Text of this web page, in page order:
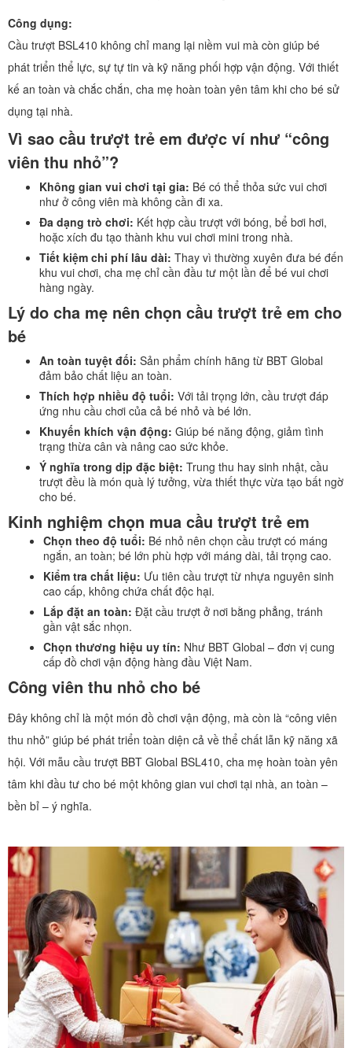
Công dụng:
Cầu trượt BSL410 không chỉ mang lại niềm vui mà còn giúp bé
phát triển thể lực, sự tự tin và kỹ năng phối hợp vận động. Với thiết
kế an toàn và chắc chắn, cha mẹ hoàn toàn yên tâm khi cho bé sử
dụng tại nhà.
Vì sao cầu trượt trẻ em được ví như “công
viên thu nhỏ”?
Không gian vui chơi tại gia: Bé có thể thỏa sức vui chơi
như ở công viên mà không cần đi xa.
Đa dạng trò chơi: Kết hợp cầu trượt với bóng, bể bơi hơi,
hoặc xích đu tạo thành khu vui chơi mini trong nhà.
Tiết kiệm chi phí lâu dài: Thay vì thường xuyên đưa bé đến
khu vui chơi, cha mẹ chỉ cần đầu tư một lần để bé vui chơi
hàng ngày.
Lý do cha mẹ nên chọn cầu trượt trẻ em cho
bé
An toàn tuyệt đối: Sản phẩm chính hãng từ BBT Global
đảm bảo chất liệu an toàn.
Thích hợp nhiều độ tuổi: Với tải trọng lớn, cầu trượt đáp
ứng nhu cầu chơi của cả bé nhỏ và bé lớn.
Khuyến khích vận động: Giúp bé năng động, giảm tình
trạng thừa cân và nâng cao sức khỏe.
Ý nghĩa trong dịp đặc biệt: Trung thu hay sinh nhật, cầu
trượt đều là món quà lý tưởng, vừa thiết thực vừa tạo bất ngờ
cho bé.
Kinh nghiệm chọn mua cầu trượt trẻ em
Chọn theo độ tuổi: Bé nhỏ nên chọn cầu trượt có máng
ngắn, an toàn; bé lớn phù hợp với máng dài, tải trọng cao.
Kiểm tra chất liệu: Ưu tiên cầu trượt từ nhựa nguyên sinh
cao cấp, không chứa chất độc hại.
Lắp đặt an toàn: Đặt cầu trượt ở nơi bằng phẳng, tránh
gần vật sắc nhọn.
Chọn thương hiệu uy tín: Như BBT Global – đơn vị cung
cấp đồ chơi vận động hàng đầu Việt Nam.
Công viên thu nhỏ cho bé
Đây không chỉ là một món đồ chơi vận động, mà còn là “công viên
thu nhỏ” giúp bé phát triển toàn diện cả về thể chất lẫn kỹ năng xã
hội. Với mẫu cầu trượt BBT Global BSL410, cha mẹ hoàn toàn yên
tâm khi đầu tư cho bé một không gian vui chơi tại nhà, an toàn –
bền bỉ – ý nghĩa.